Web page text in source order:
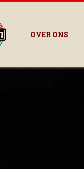
OVER ONS